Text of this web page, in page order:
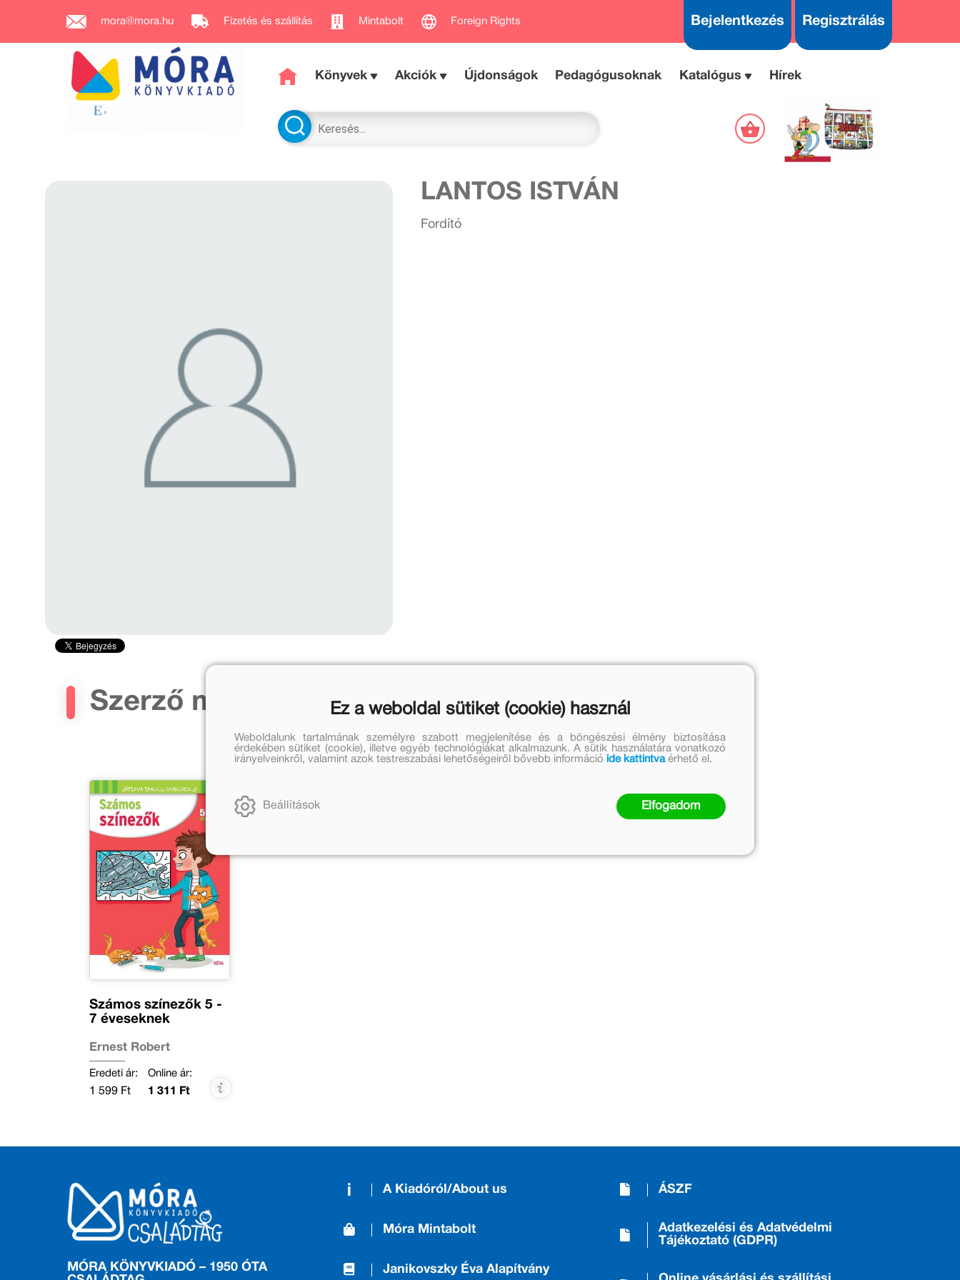
mora@mora.hu Fizetés és szállítás Mintabolt Foreign Rights Bejelentkezés Regisztrálás
Könyvek Akciók Újdonságok Pedagógusoknak Katalógus Hírek
LANTOS ISTVÁN
Fordító
Szerző művei
Számos színezők 5 -
7 éveseknek
Ernest Robert
Eredeti ár:
1 599 Ft
Online ár:
1 311 Ft
MÓRA KÖNYVKIADÓ – 1950 ÓTA
A Kiadóról/About us
Móra Mintabolt
Janikovszky Éva Alapítvány
ÁSZF
Adatkezelési és Adatvédelmi
Tájékoztató (GDPR)
Ez a weboldal sütiket (cookie) használ
Weboldalunk tartalmának személyre szabott megjelenítése és a böngészési élmény biztosítása
érdekében sütiket (cookie), illetve egyéb technológiákat alkalmazunk. A sütik használatára vonatkozó
irányelveinkről, valamint azok testreszabási lehetőségeiről bővebb információ ide kattintvaérhető el.
Beállítások Elfogadom